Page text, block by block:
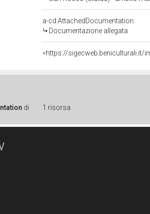
a-cd:AttachedDocumentation
Documentazione allegata
<https://sigecweb.beniculturali.it/
di 1 risorsa